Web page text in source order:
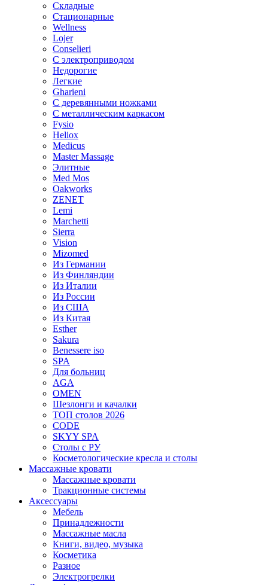
Складные
Стационарные
Wellness
Lojer
Conselieri
С электроприводом
Недорогие
Легкие
Gharieni
С деревянными ножками
С металлическим каркасом
Fysio
Heliox
Medicus
Master Massage
Элитные
Med Mos
Oakworks
ZENET
Lemi
Marchetti
Sierra
Vision
Mizomed
Из Германии
Из Финляндии
Из Италии
Из России
Из США
Из Китая
Esther
Sakura
Benessere iso
SPA
Для больниц
AGA
OMEN
Шезлонги и качалки
ТОП столов 2026
CODE
SKYY SPA
Столы с РУ
Косметологические кресла и столы
Массажные кровати
Массажные кровати
Тракционные системы
Аксессуары
Мебель
Принадлежности
Массажные масла
Книги, видео, музыка
Косметика
Разное
Электрогрелки